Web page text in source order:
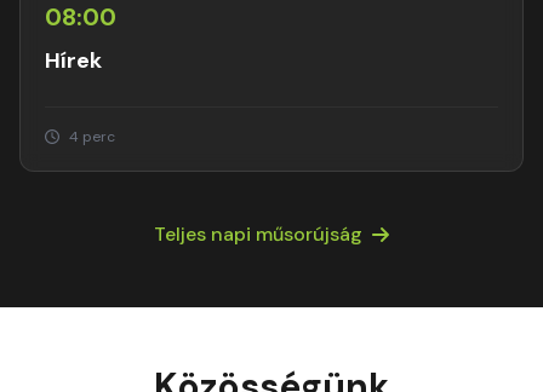
08:00
Hírek
4 perc
Teljes napi műsorújság